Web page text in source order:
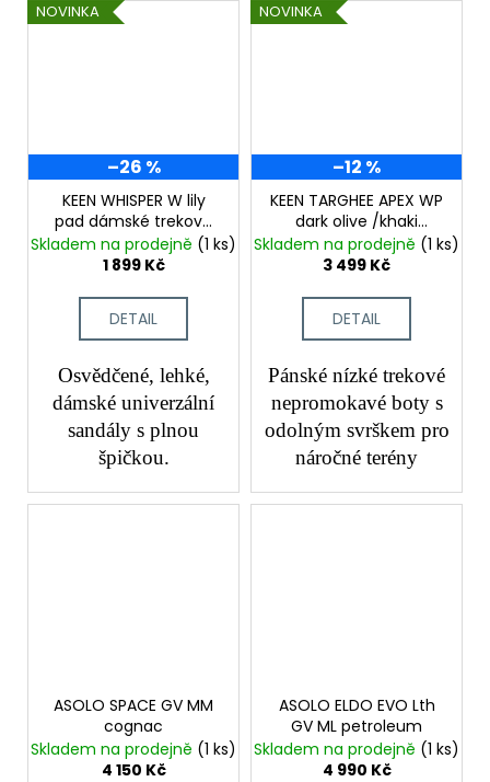
NOVINKA
–26 %
KEEN WHISPER W lily
pad dámské trekové
sandály
Skladem na prodejně (1 ks)
1 899 Kč
DETAIL
Osvědčené, lehké,
dámské univerzální
sandály s plnou
špičkou.
NOVINKA
–12 %
KEEN TARGHEE APEX WP
dark olive /khaki
pánské trekové boty
Skladem na prodejně (1 ks)
3 499 Kč
DETAIL
Pánské nízké trekové
nepromokavé boty s
odolným svrškem pro
náročné terény
ASOLO SPACE GV MM
cognac
Skladem na prodejně (1 ks)
4 150 Kč
ASOLO ELDO EVO Lth
GV ML petroleum
Skladem na prodejně (1 ks)
4 990 Kč